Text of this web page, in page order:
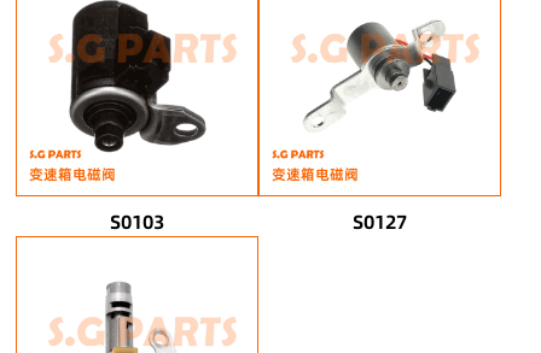
变速箱电磁阀
S0103
变速箱电磁阀
S0127